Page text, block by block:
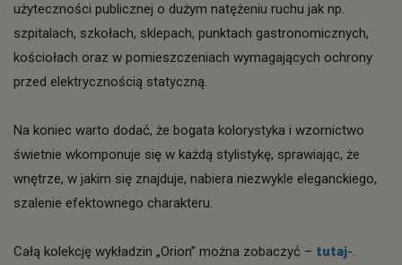
użyteczności publicznej o dużym natężeniu ruchu jak np.
szpitalach, szkołach, sklepach, punktach gastronomicznych,
kościołach oraz w pomieszczeniach wymagających ochrony
przed elektrycznością statyczną.
Na koniec warto dodać, że bogata kolorystyka i wzornictwo
świetnie wkomponuje się w każdą stylistykę, sprawiając, że
wnętrze, w jakim się znajduje, nabiera niezwykle eleganckiego,
szalenie efektownego charakteru.
Całą kolekcję wykładzin „Orion” można zobaczyć – tutaj-.